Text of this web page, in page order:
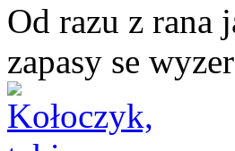
Od razu z rana
zapasy se